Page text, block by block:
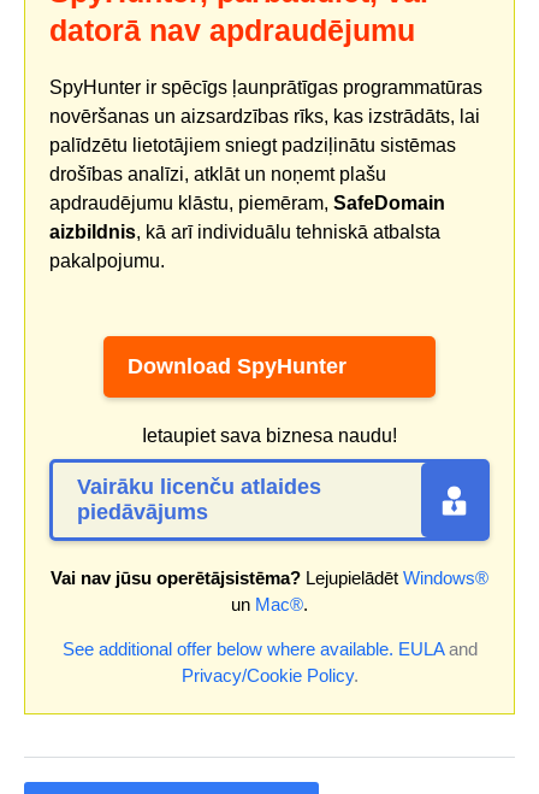
datorā nav apdraudējumu
SpyHunter ir spēcīgs ļaunprātīgas programmatūras
novēršanas un aizsardzības rīks, kas izstrādāts, lai
palīdzētu lietotājiem sniegt padziļinātu sistēmas
drošības analīzi, atklāt un noņemt plašu
apdraudējumu klāstu, piemēram, SafeDomain
aizbildnis, kā arī individuālu tehniskā atbalsta
pakalpojumu.
Download SpyHunter
Ietaupiet sava biznesa naudu!
Vairāku licenču atlaides
piedāvājums
Vai nav jūsu operētājsistēma? Lejupielādēt Windows®
un Mac®.
See additional offer below where available. EULAand
Privacy/Cookie Policy.